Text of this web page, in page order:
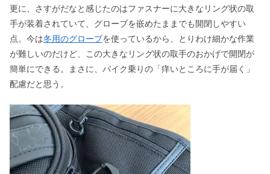
更に、さすがだなと感じたのはファスナーに大きなリング状の取
手が装着されていて、グローブを嵌めたままでも開閉しやすい
点。今は冬用のグローブを使っているから、とりわけ細かな作業
が難しいのだけど、この大きなリング状の取手のおかげで開閉が
簡単にできる。まさに、バイク乗りの「痒いところに手が届く」
配慮だと思う。